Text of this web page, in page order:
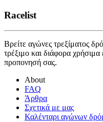
Racelist
Βρείτε αγώνες τρεξίματος
τρέξιμο και διάφορα χρήσιμα
προπονησή σας.
About
FAQ
Άρθρα
Σχετικά με μας
Καλένταρι αγώνων